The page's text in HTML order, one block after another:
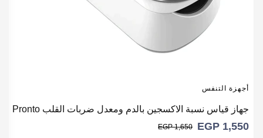
أجهزة التنفس
جهاز قياس نسبة الاكسجين بالدم ومعدل ضربات القلب Pronto
EGP 1,550
EGP1,650